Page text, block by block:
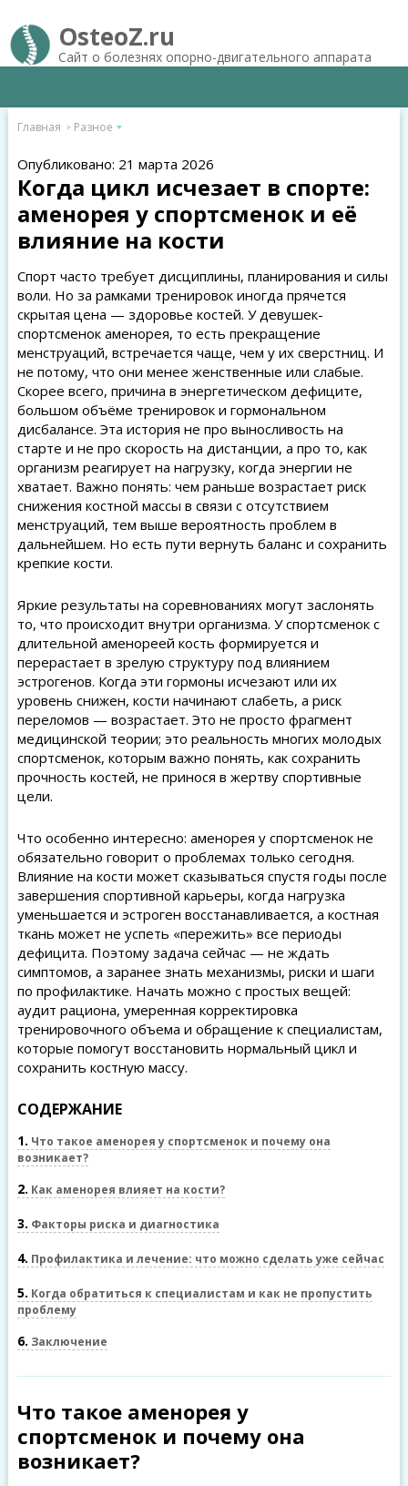
OsteoZ.ru
Сайт о болезнях опорно-двигательного аппарата
Главная Разное
Опубликовано: 21 марта 2026
Когда цикл исчезает в спорте:
аменорея у спортсменок и её
влияние на кости
Спорт часто требует дисциплины, планирования и силы
воли. Но за рамками тренировок иногда прячется
скрытая цена — здоровье костей. У девушек-
спортсменок аменорея, то есть прекращение
менструаций, встречается чаще, чем у их сверстниц. И
не потому, что они менее женственные или слабые.
Скорее всего, причина в энергетическом дефиците,
большом объёме тренировок и гормональном
дисбалансе. Эта история не про выносливость на
старте и не про скорость на дистанции, а про то, как
организм реагирует на нагрузку, когда энергии не
хватает. Важно понять: чем раньше возрастает риск
снижения костной массы в связи с отсутствием
менструаций, тем выше вероятность проблем в
дальнейшем. Но есть пути вернуть баланс и сохранить
крепкие кости.
Яркие результаты на соревнованиях могут заслонять
то, что происходит внутри организма. У спортсменок с
длительной аменореей кость формируется и
перерастает в зрелую структуру под влиянием
эстрогенов. Когда эти гормоны исчезают или их
уровень снижен, кости начинают слабеть, а риск
переломов — возрастает. Это не просто фрагмент
медицинской теории; это реальность многих молодых
спортсменок, которым важно понять, как сохранить
прочность костей, не принося в жертву спортивные
цели.
Что особенно интересно: аменорея у спортсменок не
обязательно говорит о проблемах только сегодня.
Влияние на кости может сказываться спустя годы после
завершения спортивной карьеры, когда нагрузка
уменьшается и эстроген восстанавливается, а костная
ткань может не успеть «пережить» все периоды
дефицита. Поэтому задача сейчас — не ждать
симптомов, а заранее знать механизмы, риски и шаги
по профилактике. Начать можно с простых вещей:
аудит рациона, умеренная корректировка
тренировочного объема и обращение к специалистам,
которые помогут восстановить нормальный цикл и
сохранить костную массу.
СОДЕРЖАНИЕ
1 Что такое аменорея у спортсменок и почему она
возникает?
2 Как аменорея влияет на кости?
3 Факторы риска и диагностика
4 Профилактика и лечение: что можно сделать уже сейчас
5 Когда обратиться к специалистам и как не пропустить
проблему
6 Заключение
Что такое аменорея у
спортсменок и почему она
возникает?